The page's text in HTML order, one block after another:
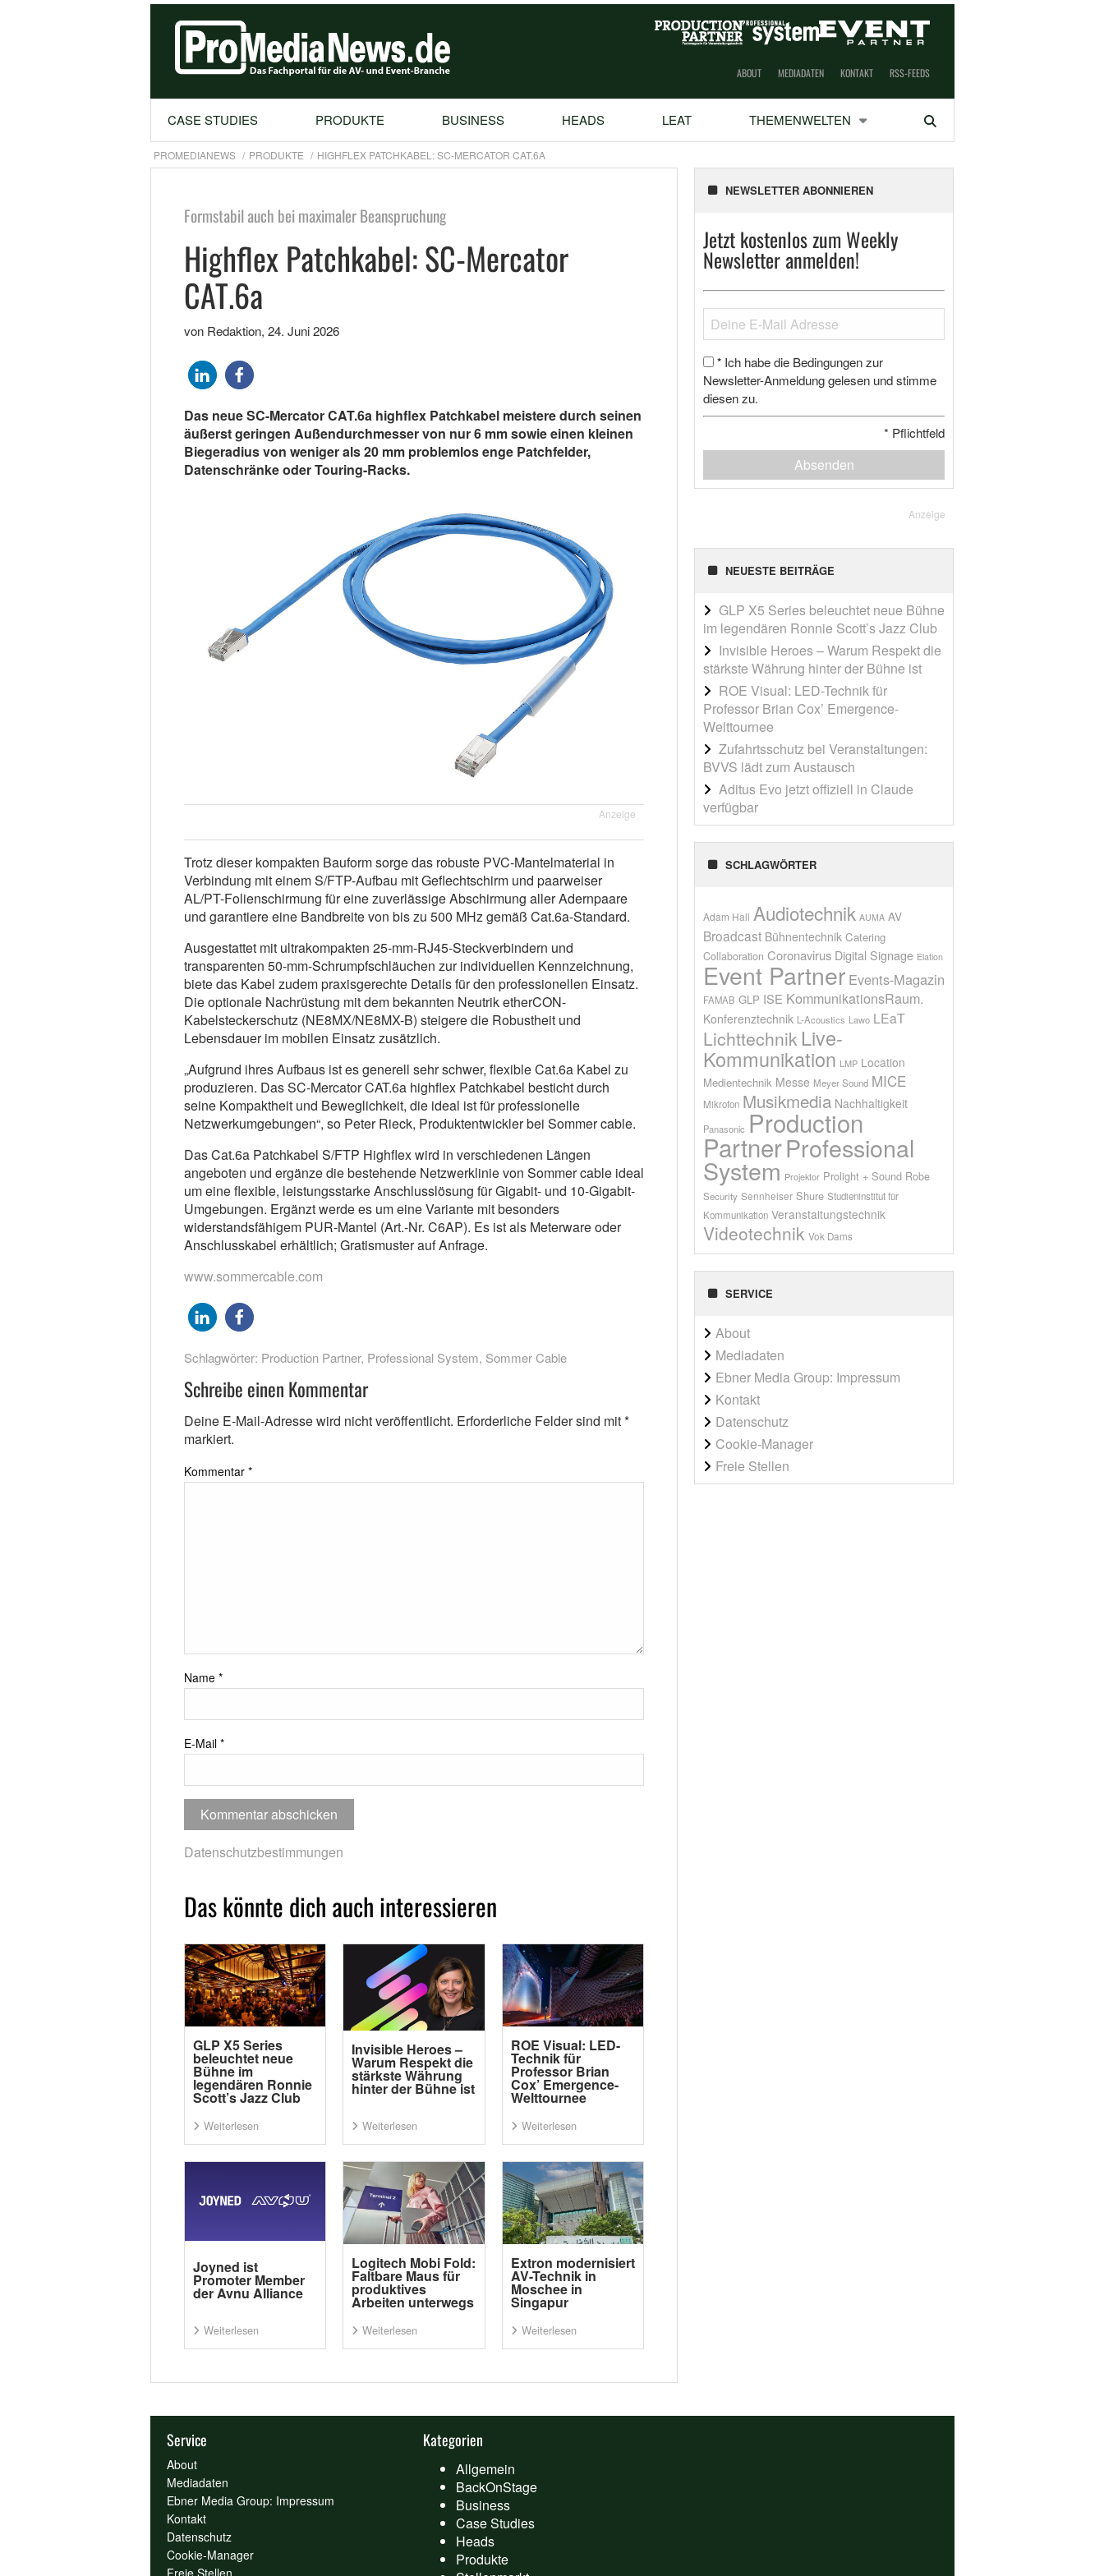
ABOUT MEDIADATEN KONTAKT RSS-FEEDS
CASE STUDIES PRODUKTE BUSINESS HEADS LEAT THEMENWELTEN Suchen
PROMEDIANEWS PRODUKTE HIGHFLEX PATCHKABEL: SC-MERCATOR CAT.6A
Formstabil auch bei maximaler Beanspruchung
Highflex Patchkabel: SC-Mercator
CAT.6a
von Redaktion, 24. Juni 2026
Das neue SC-Mercator CAT.6a highflex Patchkabel meistere durch seinen
äußerst geringen Außendurchmesser von nur 6 mm sowie einen kleinen
Biegeradius von weniger als 20 mm problemlos enge Patchfelder,
Datenschränke oder Touring-Racks.
Anzeige
Trotz dieser kompakten Bauform sorge das robuste PVC-Mantelmaterial in
Verbindung mit einem S/FTP-Aufbau mit Geflechtschirm und paarweiser
AL/PT-Folienschirmung für eine zuverlässige Abschirmung aller Adernpaare
und garantiere eine Bandbreite von bis zu 500 MHz gemäß Cat.6a-Standard.
Ausgestattet mit ultrakompakten 25-mm-RJ45-Steckverbindern und
transparenten 50-mm-Schrumpfschläuchen zur individuellen Kennzeichnung,
biete das Kabel zudem praxisgerechte Details für den professionellen Einsatz.
Die optionale Nachrüstung mit dem bekannten Neutrik etherCON-
Kabelsteckerschutz (NE8MX/NE8MX-B) steigere die Robustheit und
Lebensdauer im mobilen Einsatz zusätzlich.
„Aufgrund ihres Aufbaus ist es generell sehr schwer, flexible Cat.6a Kabel zu
produzieren. Das SC-Mercator CAT.6a highflex Patchkabel besticht durch
seine Kompaktheit und Beweglichkeit, die ideal ist für professionelle
Netzwerkumgebungen“, so Peter Rieck, Produktentwickler bei Sommer cable.
Das Cat.6a Patchkabel S/FTP Highflex wird in verschiedenen Längen
angeboten und ergänze die bestehende Netzwerklinie von Sommer cable ideal
um eine flexible, leistungsstarke Anschlusslösung für Gigabit- und 10-Gigabit-
Umgebungen. Ergänzt werde es um eine Variante mit besonders
widerstandsfähigem PUR-Mantel (Art.-Nr. C6AP). Es ist als Meterware oder
Anschlusskabel erhältlich; Gratismuster auf Anfrage.
www.sommercable.com
Schlagwörter: Production Partner, Professional System, Sommer Cable
Schreibe einen Kommentar
Deine E-Mail-Adresse wird nicht veröffentlicht. Erforderliche Felder sind mit*
markiert.
Kommentar *
Name *
E-Mail *
Datenschutzbestimmungen
Das könnte dich auch interessieren
GLP X5 Series
beleuchtet neue
Bühne im
legendären Ronnie
Scott’s Jazz Club
Weiterlesen
Invisible Heroes –
Warum Respekt die
stärkste Währung
hinter der Bühne ist
Weiterlesen
ROE Visual: LED-
Technik für
Professor Brian
Cox’ Emergence-
Welttournee
Weiterlesen
Joyned ist
Promoter Member
der Avnu Alliance
Weiterlesen
Logitech Mobi Fold:
Faltbare Maus für
produktives
Arbeiten unterwegs
Weiterlesen
Extron modernisiert
AV-Technik in
Moschee in
Singapur
Weiterlesen
NEWSLETTER ABONNIEREN
Jetzt kostenlos zum Weekly
Newsletter anmelden!
* Ich habe die Bedingungen zur
Newsletter-Anmeldung gelesen und stimme
diesen zu.
* Pflichtfeld
Absenden
Anzeige
NEUESTE BEITRÄGE
GLP X5 Series beleuchtet neue Bühne
im legendären Ronnie Scott’s Jazz Club
Invisible Heroes – Warum Respekt die
stärkste Währung hinter der Bühne ist
ROE Visual: LED-Technik für
Professor Brian Cox’ Emergence-
Welttournee
Zufahrtsschutz bei Veranstaltungen:
BVVS lädt zum Austausch
Aditus Evo jetzt offiziell in Claude
verfügbar
SCHLAGWÖRTER
Adam Hall Audiotechnik AUMA AV
Broadcast Bühnentechnik Catering
Collaboration Coronavirus Digital Signage Elation
Event Partner Events-Magazin
FAMAB GLP ISE KommunikationsRaum.
Konferenztechnik L-Acoustics Lawo LEaT
Lichttechnik Live-
Kommunikation LMP Location
Medientechnik Messe Meyer Sound MICE
Mikrofon Musikmedia Nachhaltigkeit
Panasonic Production
PartnerProfessional
System Projektor Prolight + Sound Robe
Security Sennheiser Shure Studieninstitut für
Kommunikation Veranstaltungstechnik
Videotechnik Vok Dams
SERVICE
About
Mediadaten
Ebner Media Group: Impressum
Kontakt
Datenschutz
Cookie-Manager
Freie Stellen
Service
About
Mediadaten
Ebner Media Group: Impressum
Kontakt
Datenschutz
Cookie-Manager
Freie Stellen
Kategorien
Allgemein
BackOnStage
Business
Case Studies
Heads
Produkte